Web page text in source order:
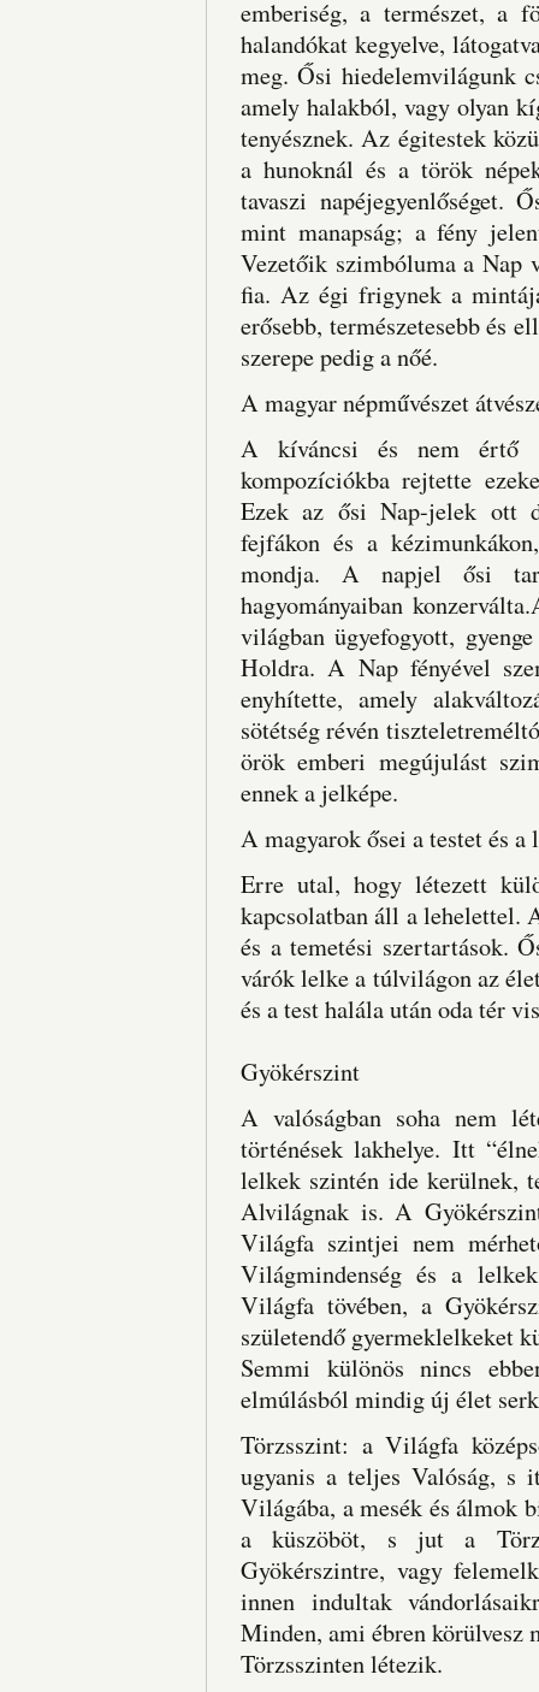
emberiség, a természet, a
halandókat kegyelve,
meg. Ősi hiedelemvilágunk
amely halakból, vagy olyan
tenyésznek. Az égitestek
a hunoknál és a török
tavaszi napéjegyenlőséget.
mint manapság; a fény
Vezetőik szimbóluma a Nap
fia. Az égi frigynek a
erősebb, természetesebb és
szerepe pedig a nőé.
A magyar népművészet
A kíváncsi és nem értő
kompozíciókba rejtette
Ezek az ősi Nap-jelek ott
fejfákon és a
mondja. A napjel ősi
hagyományaiban
világban ügyefogyott,
Holdra. A Nap fényével
enyhítette, amely
sötétség révén
örök emberi megújulást
ennek a jelképe.
A magyarok ősei a testet és
Erre utal, hogy létezett
kapcsolatban áll a lehelettel.
és a temetési szertartások.
várók lelke a túlvilágon az
és a test halála után oda tér
Gyökérszint
A valóságban soha nem
történések lakhelye. Itt
lelkek szintén ide kerülnek,
Alvilágnak is. A
Világfa szintjei nem
Világmindenség és a
Világfa tövében, a
születendő gyermeklelkeket
Semmi különös nincs
elmúlásból mindig új élet
Törzsszint: a Világfa
ugyanis a teljes Valóság, s
Világába, a mesék és álmok
a küszöböt, s jut a
Gyökérszintre, vagy
innen indultak
Minden, ami ébren
Törzsszinten létezik.